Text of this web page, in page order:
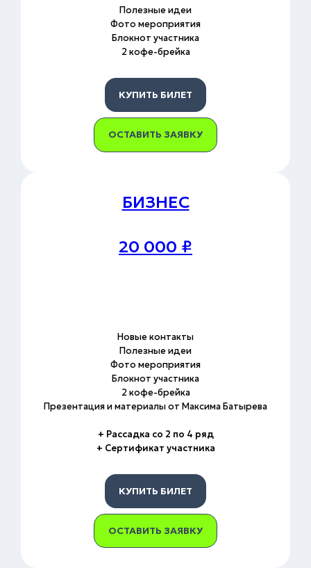
Полезные идеи
Фото мероприятия
Блокнот участника
2 кофе-брейка
КУПИТЬ БИЛЕТ
ОСТАВИТЬ ЗАЯВКУ
БИЗНЕС
20 000 ₽
Новые контакты
Полезные идеи
Фото мероприятия
Блокнот участника
2 кофе-брейка
Презентация и материалы от Максима Батырева
+ Рассадка со 2 по 4 ряд
+ Сертификат участника
КУПИТЬ БИЛЕТ
ОСТАВИТЬ ЗАЯВКУ